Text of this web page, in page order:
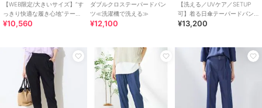
【WEB限定/大きいサイズ】”す
っきり快適な履き心地”テーパ
ードパンツ≪洗濯機で洗える
¥10,560
ダブルクロステーパードパン
ツ≪洗濯機で洗える≫
¥12,100
【洗える／UVケア／SETUP
可】着る日傘テーパードパン
ツ
¥13,200